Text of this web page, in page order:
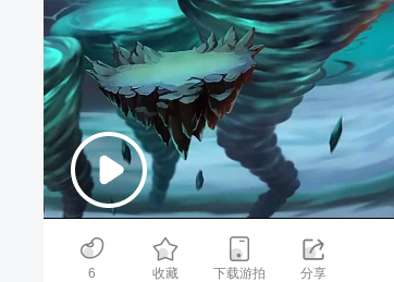
00:00/01:55
6
收藏 下载游拍 分享